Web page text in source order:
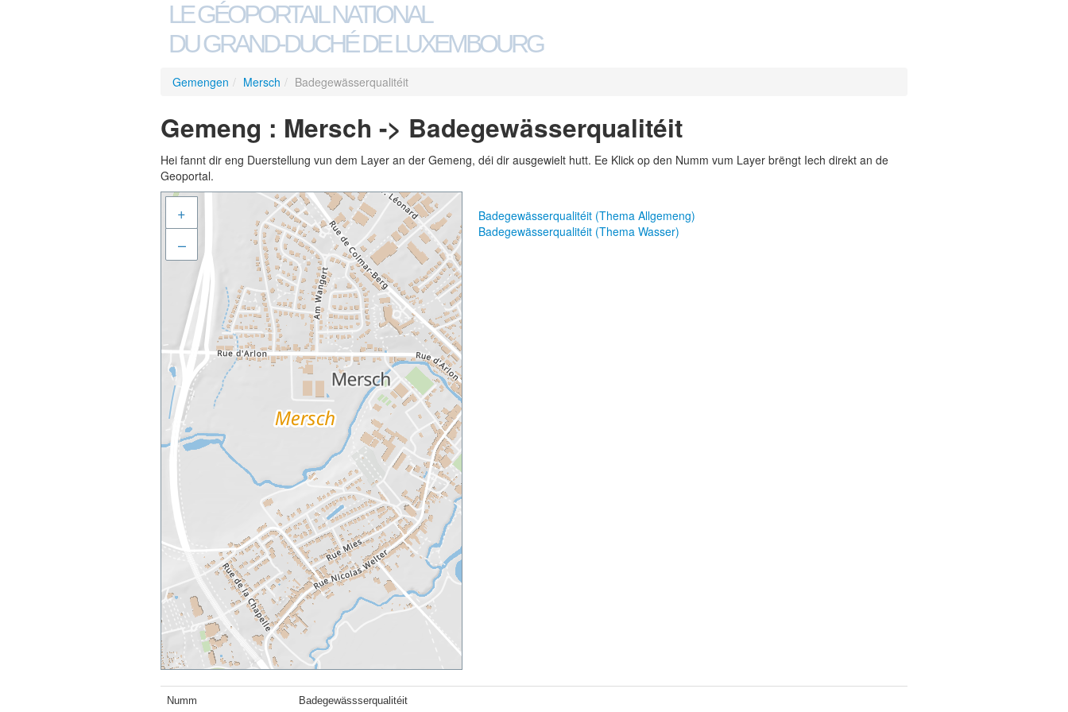
LE GÉOPORTAIL NATIONAL
DU GRAND-DUCHÉ DE LUXEMBOURG
Gemengen / Mersch / Badegewässerqualitéit
Gemeng : Mersch -> Badegewässerqualitéit
Hei fannt dir eng Duerstellung vun dem Layer an der Gemeng, déi dir ausgewielt hutt. Ee Klick op den Numm vum Layer brëngt Iech direkt an de
Geoportal.
+
–
Badegewässerqualitéit (Thema Allgemeng)
Badegewässerqualitéit (Thema Wasser)
Numm Badegewässserqualitéit